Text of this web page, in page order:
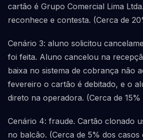
cartão é Grupo Comercial Lima
reconhece e contesta. (Cerca de
Cenário 3: aluno solicitou
foi feita. Aluno cancelou na
baixa no sistema de cobrança não
fevereiro o cartão é debitado, e o
direto na operadora. (Cerca de 15%
Cenário 4: fraude. Cartão clonado
no balcão. (Cerca de 5% dos casos